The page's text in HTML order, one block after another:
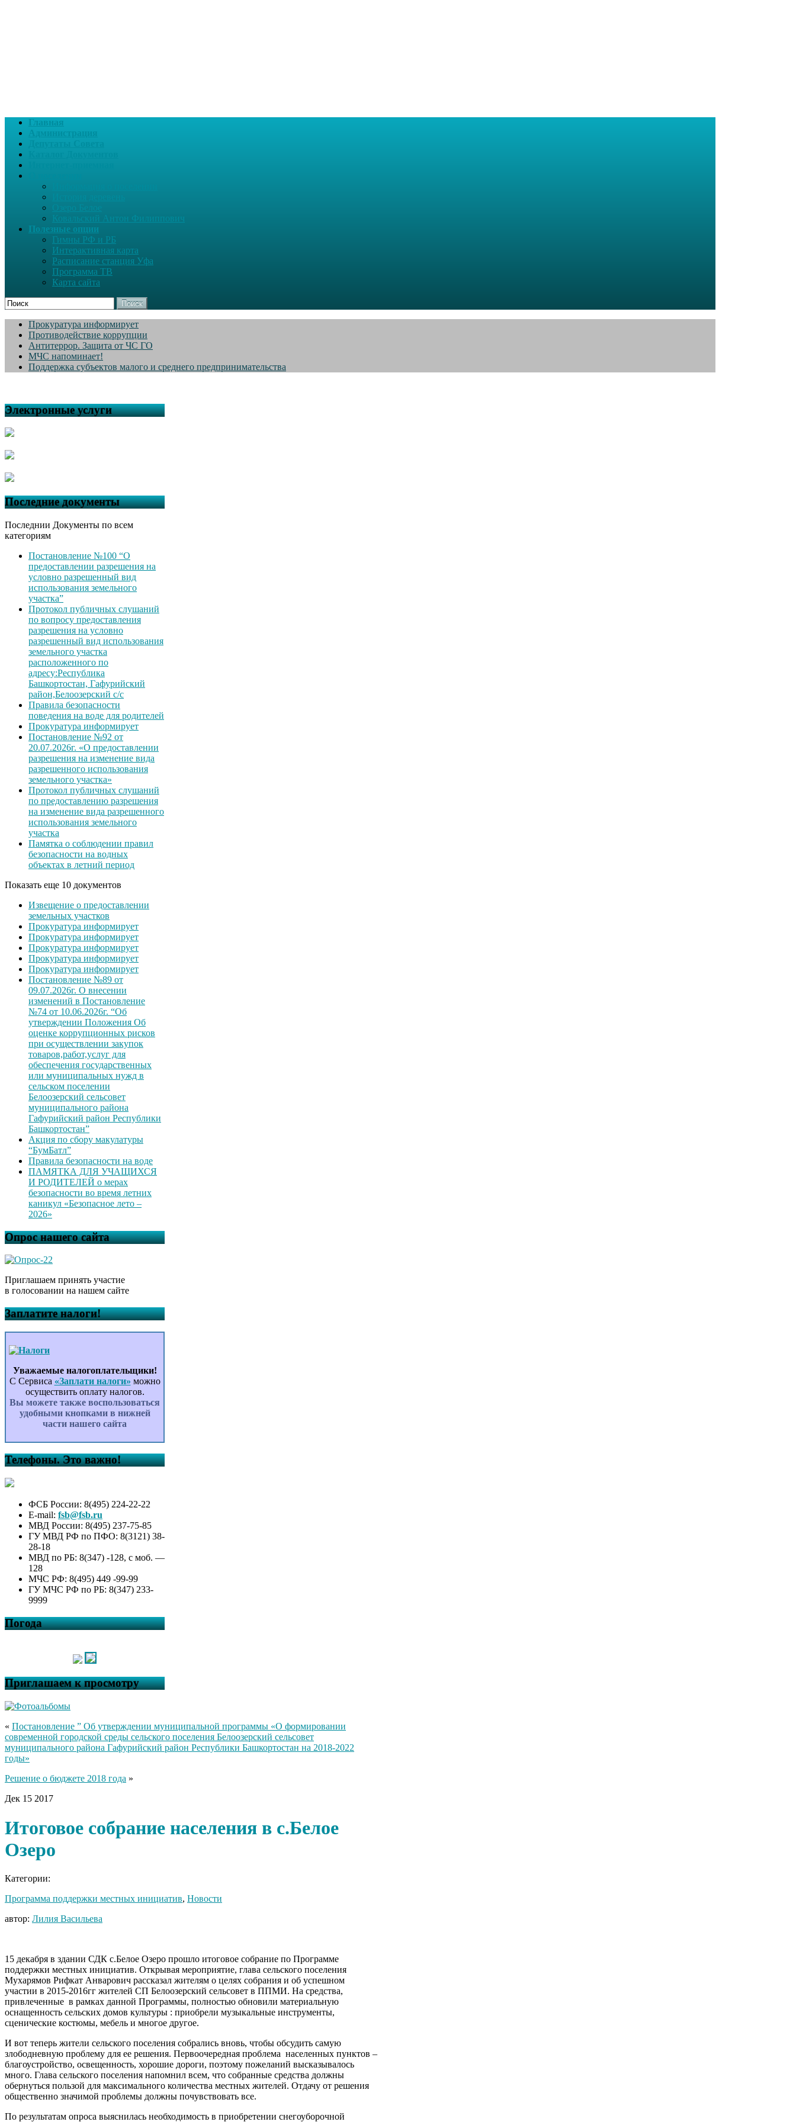
Главная
Администрация
Ковальский Антон Филиппович
Полезные опции
Гимны РФ и РБ
Интерактивная карта
Расписание станция Уфа
Программа ТВ
Карта сайта
Поиск
Прокуратура информирует
Противодействие коррупции
Антитеррор. Защита от ЧС ГО
МЧС напоминает!
Поддержка субъектов малого и среднего предпринимательства
Электронные услуги
Последние документы
Последнии Документы по всем
категориям
Постановление №100 “О
предоставлении разрешения на
условно разрешенный вид
использования земельного
участка”
Протокол публичных слушаний
по вопросу предоставления
разрешения на условно
разрешенный вид использования
земельного участка
расположенного по
адресу:Республика
Башкортостан, Гафурийский
район,Белоозерский с/с
Правила безопасности
поведения на воде для родителей
Прокуратура информирует
Постановление №92 от
20.07.2026г. «О предоставлении
разрешения на изменение вида
разрешенного использования
земельного участка»
Протокол публичных слушаний
по предоставлению разрешения
на изменение вида разрешенного
использования земельного
участка
Памятка о соблюдении правил
безопасности на водных
объектах в летний период
Показать еще 10 документов
Извещение о предоставлении
земельных участков
Прокуратура информирует
Прокуратура информирует
Прокуратура информирует
Прокуратура информирует
Прокуратура информирует
Постановление №89 от
09.07.2026г. О внесении
изменений в Постановление
№74 от 10.06.2026г. “Об
утверждении Положения Об
оценке коррупционных рисков
при осуществлении закупок
товаров,работ,услуг для
обеспечения государственных
или муниципальных нужд в
сельском поселении
Белоозерский сельсовет
муниципального района
Гафурийский район Республики
Башкортостан”
Акция по сбору макулатуры
“БумБатл”
Правила безопасности на воде
ПАМЯТКА ДЛЯ УЧАЩИХСЯ
И РОДИТЕЛЕЙ о мерах
безопасности во время летних
каникул «Безопасное лето –
2026»
Опрос нашего сайта
Приглашаем принять участие
в голосовании на нашем сайте
Заплатите налоги!
Уважаемые налогоплательщики!
С Сервиса «Заплати налоги» можно
осуществить оплату налогов.
Вы можете также воспользоваться
удобными кнопками в нижней
части нашего сайта
Телефоны. Это важно!
ФСБ России: 8(495) 224-22-22
E-mail: fsb@fsb.ru
МВД России: 8(495) 237-75-85
ГУ МВД РФ по ПФО: 8(3121) 38-
28-18
МВД по РБ: 8(347) -128, с моб. —
128
МЧС РФ: 8(495) 449 -99-99
ГУ МЧС РФ по РБ: 8(347) 233-
9999
Погода
Приглашаем к просмотру
« Постановление ” Об утверждении муниципальной программы «О формировании
современной городской среды сельского поселения Белоозерский сельсовет
муниципального района Гафурийский район Республики Башкортостан на 2018-2022
годы»
Решение о бюджете 2018 года »
Дек 15 2017
Итоговое собрание населения в с.Белое
Озеро
Категории:
Программа поддержки местных инициатив, Новости
автор: Лилия Васильева
15 декабря в здании СДК с.Белое Озеро прошло итоговое собрание по Программе
поддержки местных инициатив. Открывая мероприятие, глава сельского поселения
Мухарямов Рифкат Анварович рассказал жителям о целях собрания и об успешном
участии в 2015-2016гг жителей СП Белоозерский сельсовет в ППМИ. На средства,
привлеченные в рамках данной Программы, полностью обновили материальную
оснащенность сельских домов культуры : приобрели музыкальные инструменты,
сценические костюмы, мебель и многое другое.
И вот теперь жители сельского поселения собрались вновь, чтобы обсудить самую
злободневную проблему для ее решения. Первоочередная проблема населенных пунктов –
благоустройство, освещенность, хорошие дороги, поэтому пожеланий высказывалось
много. Глава сельского поселения напомнил всем, что собранные средства должны
обернуться пользой для максимального количества местных жителей. Отдачу от решения
общественно значимой проблемы должны почувствовать все.
По результатам опроса выяснилась необходимость в приобретении снегоуборочной